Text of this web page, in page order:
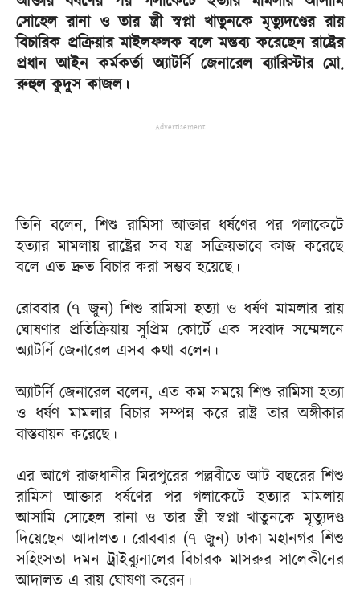
সোহেল রানা ও তার স্ত্রী স্বপ্না খাতুনকে মৃত্যুদণ্ডের রায়
বিচারিক প্রক্রিয়ার মাইলফলক বলে মন্তব্য করেছেন রাষ্ট্রের
প্রধান আইন কর্মকর্তা অ্যাটর্নি জেনারেল ব্যারিস্টার মো.
রুহুল কুদু্স কাজল।
Advertisement
তিনি বলেন, শিশু রামিসা আক্তার ধর্ষণের পর গলাকেটে
হত্যার মামলায় রাষ্ট্রের সব যন্ত্র সক্রিয়ভাবে কাজ করেছে
বলে এত দ্রুত বিচার করা সম্ভব হয়েছে।
রোববার (৭ জুন) শিশু রামিসা হত্যা ও ধর্ষণ মামলার রায়
ঘোষণার প্রতিক্রিয়ায় সুপ্রিম কোর্টে এক সংবাদ সম্মেলনে
অ্যাটর্নি জেনারেল এসব কথা বলেন।
অ্যাটর্নি জেনারেল বলেন, এত কম সময়ে শিশু রামিসা হত্যা
ও ধর্ষণ মামলার বিচার সম্পন্ন করে রাষ্ট্র তার অঙ্গীকার
বাস্তবায়ন করেছে।
এর আগে রাজধানীর মিরপুরের পল্লবীতে আট বছরের শিশু
রামিসা আক্তার ধর্ষণের পর গলাকেটে হত্যার মামলায়
আসামি সোহেল রানা ও তার স্ত্রী স্বপ্না খাতুনকে মৃত্যুদণ্ড
দিয়েছেন আদালত। রোববার (৭ জুন) ঢাকা মহানগর শিশু
সহিংসতা দমন ট্রাইব্যুনালের বিচারক মাসরুর সালেকীনের
আদালত এ রায় ঘোষণা করেন।